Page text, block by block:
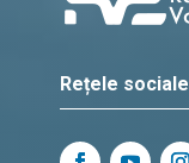
Rețele sociale